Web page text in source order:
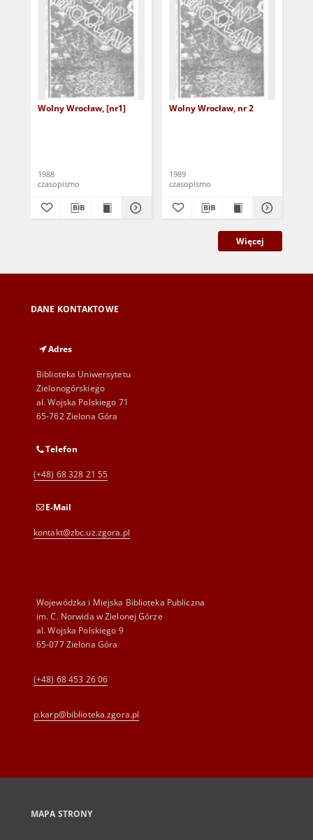
Wolny Wrocław, [nr1]
1988
czasopismo
Wolny Wrocław, nr 2
1989
czasopismo
Więcej
DANE KONTAKTOWE
Adres
Biblioteka Uniwersytetu
Zielonogórskiego
al. Wojska Polskiego 71
65-762 Zielona Góra
Telefon
(+48) 68 328 21 55
E-Mail
kontakt@zbc.uz.zgora.pl
Wojewódzka i Miejska Biblioteka Publiczna
im. C. Norwida w Zielonej Górze
al. Wojska Polskiego 9
65-077 Zielona Góra
(+48) 68 453 26 06
p.karp@biblioteka.zgora.pl
MAPA STRONY